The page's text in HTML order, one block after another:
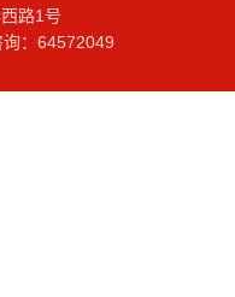
路1号
：64572049